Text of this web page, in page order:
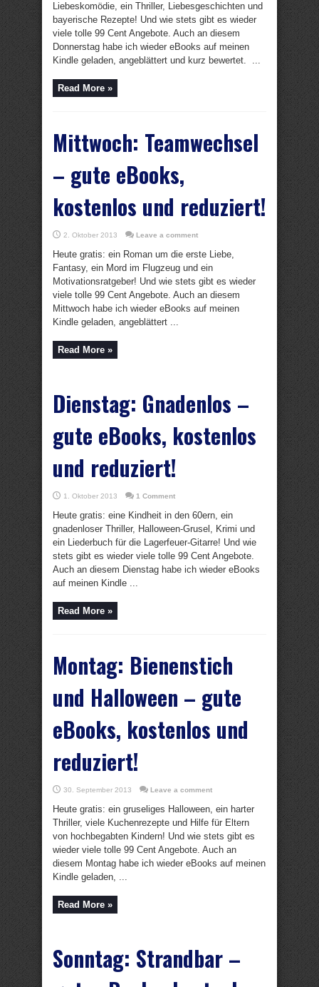
Liebeskomödie, ein Thriller, Liebesgeschichten und
bayerische Rezepte! Und wie stets gibt es wieder
viele tolle 99 Cent Angebote. Auch an diesem
Donnerstag habe ich wieder eBooks auf meinen
Kindle geladen, angeblättert und kurz bewertet. ...
Read More »
Mittwoch: Teamwechsel
– gute eBooks,
kostenlos und reduziert!
2. Oktober 2013 Leave a comment
Heute gratis: ein Roman um die erste Liebe,
Fantasy, ein Mord im Flugzeug und ein
Motivationsratgeber! Und wie stets gibt es wieder
viele tolle 99 Cent Angebote. Auch an diesem
Mittwoch habe ich wieder eBooks auf meinen
Kindle geladen, angeblättert ...
Read More »
Dienstag: Gnadenlos –
gute eBooks, kostenlos
und reduziert!
1. Oktober 2013 1 Comment
Heute gratis: eine Kindheit in den 60ern, ein
gnadenloser Thriller, Halloween-Grusel, Krimi und
ein Liederbuch für die Lagerfeuer-Gitarre! Und wie
stets gibt es wieder viele tolle 99 Cent Angebote.
Auch an diesem Dienstag habe ich wieder eBooks
auf meinen Kindle ...
Read More »
Montag: Bienenstich
und Halloween – gute
eBooks, kostenlos und
reduziert!
30. September 2013 Leave a comment
Heute gratis: ein gruseliges Halloween, ein harter
Thriller, viele Kuchenrezepte und Hilfe für Eltern
von hochbegabten Kindern! Und wie stets gibt es
wieder viele tolle 99 Cent Angebote. Auch an
diesem Montag habe ich wieder eBooks auf meinen
Kindle geladen, ...
Read More »
Sonntag: Strandbar –